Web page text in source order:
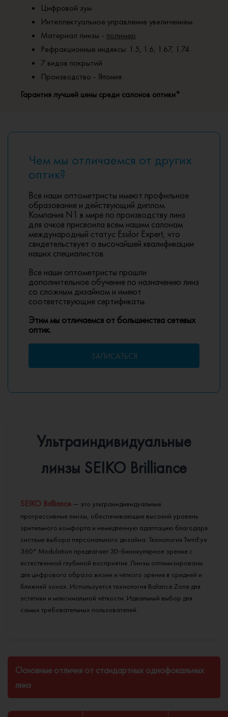
Цифровой зум
Интеллектуальное управление увеличением
Материал линзы - полимер
Рефракционные индексы: 1.5, 1.6, 1.67, 1.74
7 видов покрытий
Производство - Япония
Гарантия лучшей цены среди салонов оптики*
Чем мы отличаемся от других
оптик?
Все наши оптометристы имеют профильное
образование и действующий диплом.
Компания N1 в мире по производству линз
для очков присвоила всем нашим салонам
международный статус Essilor Expert, что
свидетельствует о высочайшей квалификации
наших специалистов.
Все наши оптометристы прошли
дополнительное обучение по назначению линз
со сложным дизайном и имеют
соответствующие сертификаты.
Этим мы отличаемся от большинства сетевых
оптик.
ЗАПИСАТЬСЯ
Ультраиндивидуальные
линзы SEIKO Brilliance
SEIKO Brilliance — это ультраиндивидуальные
прогрессивные линзы, обеспечивающие высокий уровень
зрительного комфорта и немедленную адаптацию благодаря
системе выбора персонального дизайна. Технология TwinEye
360° Modulation предлагает 3D-бинокулярное зрение с
естественной глубиной восприятия. Линзы оптимизированы
для цифрового образа жизни и чёткого зрения в средней и
ближней зонах. Используется технология Balance Zone для
эстетики и максимальной чёткости. Идеальный выбор для
самых требовательных пользователей.
Основные отличия от стандартных однофокальных
линз